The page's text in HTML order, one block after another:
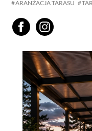
ARANŻACJA TARASU